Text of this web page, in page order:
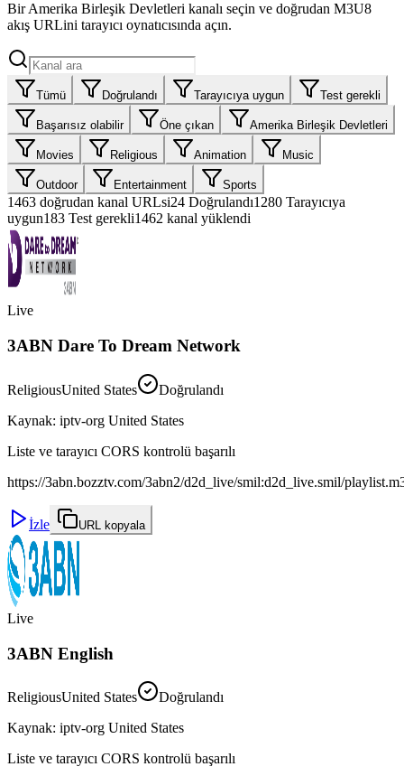
Bir Amerika Birleşik Devletleri kanalı seçin ve doğrudan M3U8
akış URLini tarayıcı oynatıcısında açın.
Tümü Doğrulandı Tarayıcıya uygun Test gerekli
Başarısız olabilir Öne çıkan Amerika Birleşik Devletleri
Movies Religious Animation Music
Outdoor Entertainment Sports
1463 doğrudan kanal URLsi24 Doğrulandı1280 Tarayıcıya
uygun183 Test gerekli1462 kanal yüklendi
Live
3ABN Dare To Dream Network
ReligiousUnited States
Doğrulandı
Kaynak: iptv-org United States
Liste ve tarayıcı CORS kontrolü başarılı
https://3abn.bozztv.com/3abn2/d2d_live/smil:d2d_live.smil/
İzle URL kopyala
Live
3ABN English
ReligiousUnited States
Doğrulandı
Kaynak: iptv-org United States
Liste ve tarayıcı CORS kontrolü başarılı